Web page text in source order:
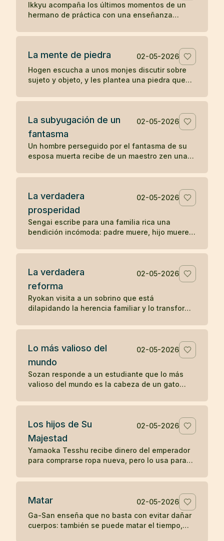
Ikkyu acompaña los últimos momentos de un
hermano de práctica con una enseñanza
muere.
La mente de piedra
02-05-2026
Hogen escucha a unos monjes discutir sobre
sujeto y objeto, y les plantea una piedra que
La subyugación de un
fantasma
02-05-2026
Un hombre perseguido por el fantasma de su
esposa muerta recibe de un maestro zen una
La verdadera
prosperidad
02-05-2026
Sengai escribe para una familia rica una
bendición incómoda: padre muere, hijo muere,
prosperidad.
La verdadera
reforma
02-05-2026
Ryokan visita a un sobrino que está
dilapidando la herencia familiar y lo transforma
la vida.
Lo más valioso del
mundo
02-05-2026
Sozan responde a un estudiante que lo más
valioso del mundo es la cabeza de un gato
Los hijos de Su
Majestad
02-05-2026
Yamaoka Tesshu recibe dinero del emperador
para comprarse ropa nueva, pero lo usa para
Matar
02-05-2026
Ga-San enseña que no basta con evitar dañar
cuerpos: también se puede matar el tiempo,